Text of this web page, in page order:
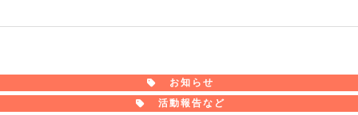
お知らせ
活動報告など